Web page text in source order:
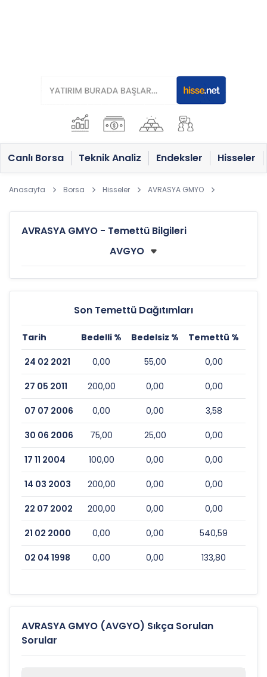
Canlı Borsa Teknik Analiz Endeksler Hisseler
Anasayfa Borsa Hisseler AVRASYA GMYO
AVRASYA GMYO - Temettü Bilgileri
Son Temettü Dağıtımları
Tarih Bedelli % Bedelsiz % Temettü %
24 02 2021 0,00 55,00 0,00
27 05 2011 200,00 0,00 0,00
07 07 2006 0,00 0,00 3,58
30 06 2006 75,00 25,00 0,00
17 11 2004 100,00 0,00 0,00
14 03 2003 200,00 0,00 0,00
22 07 2002 200,00 0,00 0,00
21 02 2000 0,00 0,00 540,59
02 04 1998 0,00 0,00 133,80
AVRASYA GMYO (AVGYO) Sıkça Sorulan
Sorular